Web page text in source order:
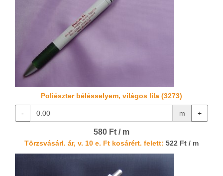
Poliészter bélésselyem, világos lila (3273)
- m +
580 Ft / m
Törzsvásárl. ár, v. 10 e. Ft kosárért. felett: 522 Ft / m